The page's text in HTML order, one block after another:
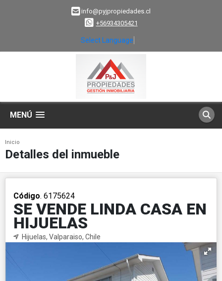
info@pyjpropiedades.cl
+56934305421
Select Language
MENÚ
Inicio
Detalles del inmueble
Código. 6175624
SE VENDE LINDA CASA EN
HIJUELAS
Hijuelas, Valparaiso, Chile